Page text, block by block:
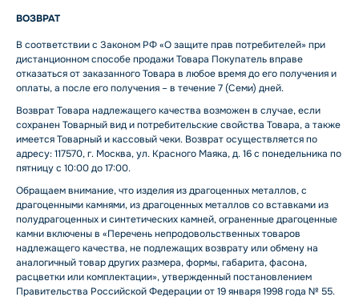
ВОЗВРАТ
В соответствии с Законом РФ «О защите прав потребителей» при
дистанционном способе продажи Товара Покупатель вправе
отказаться от заказанного Товара в любое время до его получения и
оплаты, а после его получения – в течение 7 (Семи) дней.
Возврат Товара надлежащего качества возможен в случае, если
сохранен Товарный вид и потребительские свойства Товара, а также
имеется Товарный и кассовый чеки. Возврат осуществляется по
адресу: 117570, г. Москва, ул. Красного Маяка, д. 16 с понедельника по
пятницу с 10:00 до 17:00.
Обращаем внимание, что изделия из драгоценных металлов, с
драгоценными камнями, из драгоценных металлов со вставками из
полудрагоценных и синтетических камней, ограненные драгоценные
камни включены в «Перечень непродовольственных товаров
надлежащего качества, не подлежащих возврату или обмену на
аналогичный товар других размера, формы, габарита, фасона,
расцветки или комплектации», утвержденный постановлением
Правительства Российской Федерации от 19 января 1998 года № 55.